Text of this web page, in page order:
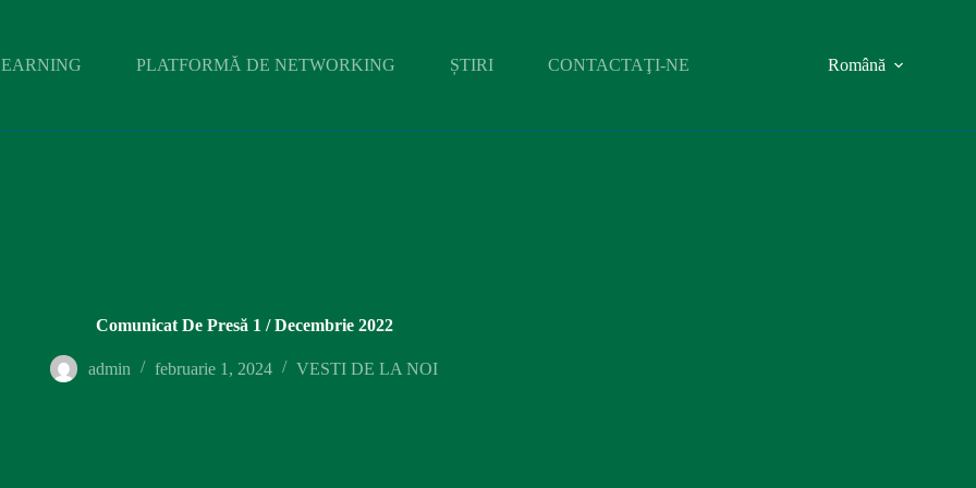
PLATFORMĂ DE NETWORKING ȘTIRI CONTACTAŢI-NE Română
Comunicat De Presă 1 / Decembrie 2022
admin februarie 1, 2024 VESTI DE LA NOI